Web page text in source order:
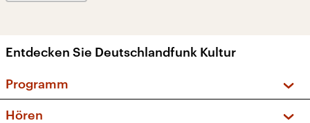
Entdecken Sie Deutschlandfunk Kultur
Programm
Hören